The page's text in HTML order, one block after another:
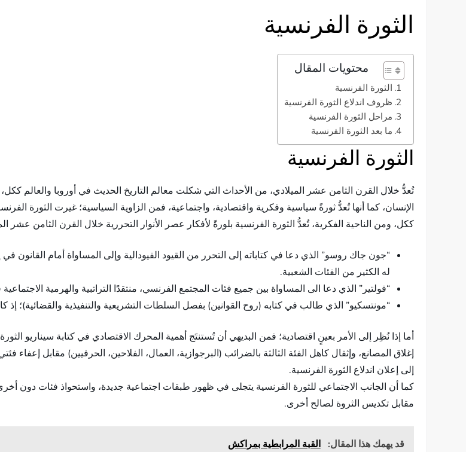
الثورة الفرنسية
محتويات المقال
الثورة الفرنسية
ظروف اندلاع الثورة الفرنسية
مراحل الثورة الفرنسية
ما بعد الثورة الفرنسية
الثورة الفرنسية
تُعدُّ خلال القرن الثامن عشر الميلادي، من الأحداث التي شكلت معالم التاريخ الحديث في أوروبا والعالم
الإنسان، كما أنها تُعدُّ ثورةً سياسية وفكرية واقتصادية، واجتماعية، فمن الزاوية السياسية؛ غيرت الثورة
ككل، ومن الناحية الفكرية، تُعدُّ الثورة الفرنسية بلورةً لأفكار عصر الأنوار التحررية خلال القرن الثامن عشر
“جون جاك روسو” الذي دعا في كتاباته إلى التحرر من القيود الفيودالية وإلى المساواة أمام
له الكثير من الفئات الشعبية.
“فولتير” الذي دعا الى المساواة بين جميع فئات المجتمع الفرنسي، منتقدًا التراتبية والهرمية
“مونتسكيو” الذي طالب في كتابه (روح القوانين) بفصل السلطات التشريعية والتنفيذية والقضائية)؛
أما إذا نُظِر إلى الأمر بعينٍ اقتصادية؛ فمن البديهي أن تُستنتَج أهمية المحرك الاقتصادي في كتابة سيناريو
إغلاق المصانع، وإثقال كاهل الفئة الثالثة بالضرائب (البرجوازية، العمال، الفلاحين، الحرفيين) مقابل إعفاء
إلى إعلان اندلاع الثورة الفرنسية.
كما أن الجانب الاجتماعي للثورة الفرنسية يتجلى في ظهور طبقات اجتماعية جديدة، واستحواذ فئات دون
مقابل تكديس الثروة لصالح أخرى.
قد يهمك هذا المقال: القبة المرابطية بمراكش